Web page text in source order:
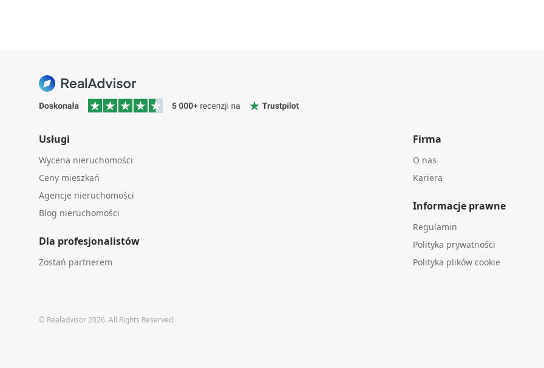
Usługi
Wycena nieruchomości
Ceny mieszkań
Agencje nieruchomości
Blog nieruchomości
Dla profesjonalistów
Zostań partnerem
Firma
O nas
Kariera
Informacje prawne
Regulamin
Polityka prywatności
Polityka plików cookie
© Realadvisor 2026. All Rights Reserved.